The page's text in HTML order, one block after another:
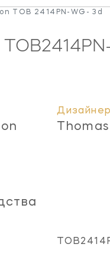
TOB 2414PN-WG- 3d
Дизайнер